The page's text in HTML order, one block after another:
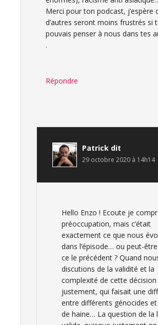
Merci pour ton podcast, j’espère
d’autres seront moins frustrés si
pouvais penser à nous dans tes
.
Répondre
Patrick dit
29 octobre 2020 à 14h14
Hello Enzo ! Ecoute je
préoccupation, mais c’était
exactement ce que nous
dans l’épisode… ou peut-
ce le précédent ? Quand
discutions de la validité et la
complexité de cette décision
justement, qui faisait une
entre différents génocides
de haine… La question de la